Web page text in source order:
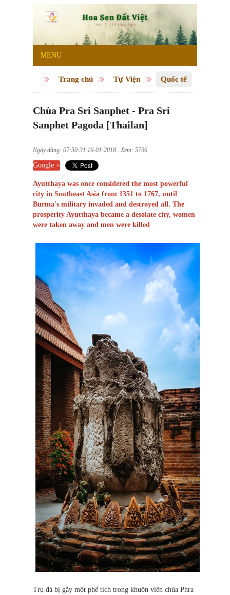
MENU
Trang chủ Tự Viện Quốc tế
Chùa Pra Sri Sanphet - Pra Sri
Sanphet Pagoda [Thailan]
Ngày đăng: 07:50:31 16-01-2018 . Xem: 5796
Google +
Ayutthaya was once considered the most powerful
city in Southeast Asia from 1351 to 1767, until
Burma's military invaded and destroyed all. The
prosperity Ayutthaya became a desolate city, women
were taken away and men were killed
Trụ đá bị gãy một phế tích trong khuôn viên chùa Phra